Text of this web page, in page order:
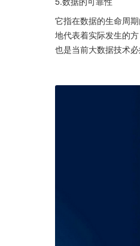
它指在数据的生命周
地代表着实际发生的
也是当前大数据技术